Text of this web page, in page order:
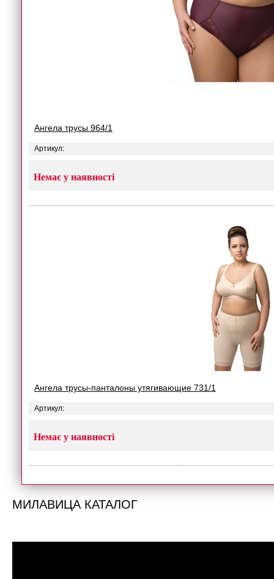
Ангела трусы 964/1
Артикул:
Немає у наявності
Ангела трусы-панталоны утягивающие 731/1
Артикул:
Немає у наявності
МИЛАВИЦА КАТАЛОГ